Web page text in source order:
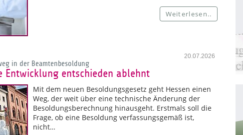
Weiterlesen..
20.07.2026
in der Beamtenbesoldung
Entwicklung entschieden ablehnt
Mit dem neuen Besoldungsgesetz geht Hessen einen
Weg, der weit über eine technische Änderung der
Besoldungsberechnung hinausgeht. Erstmals soll die
Frage, ob eine Besoldung verfassungsgemäß ist,
nicht…